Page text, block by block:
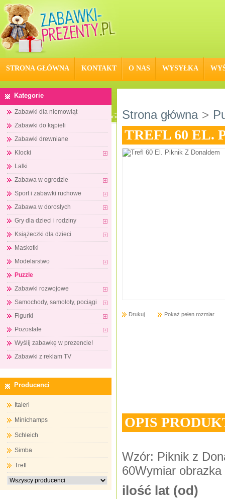
STRONA GŁÓWNA KONTAKT O NAS WYSYŁKA
Kategorie
Zabawki dla niemowląt
Zabawki do kąpieli
Zabawki drewniane
Klocki
Lalki
Zabawa w ogrodzie
Sport i zabawki ruchowe
Zabawa w dorosłych
Gry dla dzieci i rodziny
Książeczki dla dzieci
Maskotki
Modelarstwo
Puzzle
Zabawki rozwojowe
Samochody, samoloty, pociągi
Figurki
Pozostałe
Wyślij zabawkę w prezencie!
Zabawki z reklam TV
Producenci
Italeri
Minichamps
Schleich
Simba
Trefl
Strona główna >
TREFL 60 EL.
Drukuj Pokaż pełen rozmiar
OPIS
Wzór: Piknik z
60Wymiar
ilość lat (od)